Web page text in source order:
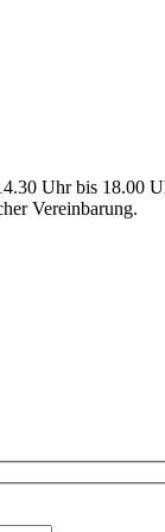
Uhr bis 18.00
Vereinbarung.